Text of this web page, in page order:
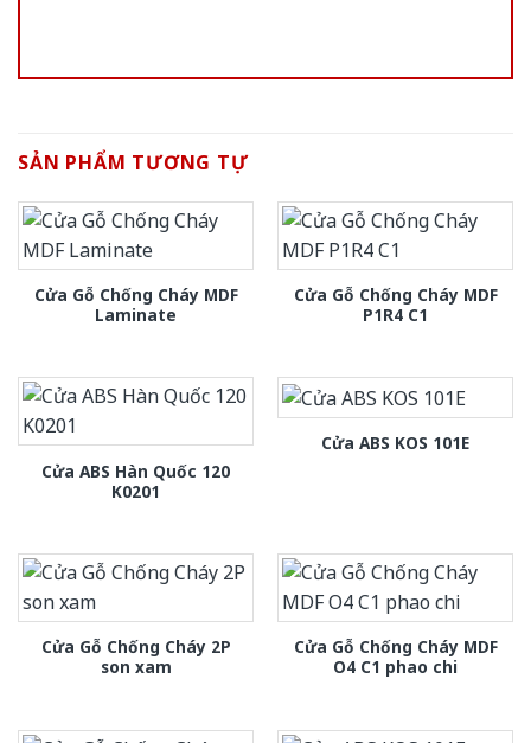
SẢN PHẨM TƯƠNG TỰ
Cửa Gỗ Chống Cháy MDF
Laminate
Cửa Gỗ Chống Cháy MDF
P1R4 C1
Cửa ABS Hàn Quốc 120
K0201
Cửa ABS KOS 101E
Cửa Gỗ Chống Cháy 2P
son xam
Cửa Gỗ Chống Cháy MDF
O4 C1 phao chi